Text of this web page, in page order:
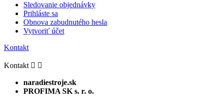
Sledovanie objednávky
Prihláste sa
Obnova zabudnutého hesla
Vytvoriť účet
Kontakt
Kontakt  
naradiestroje.sk
PROFIMA SK s. r. o.